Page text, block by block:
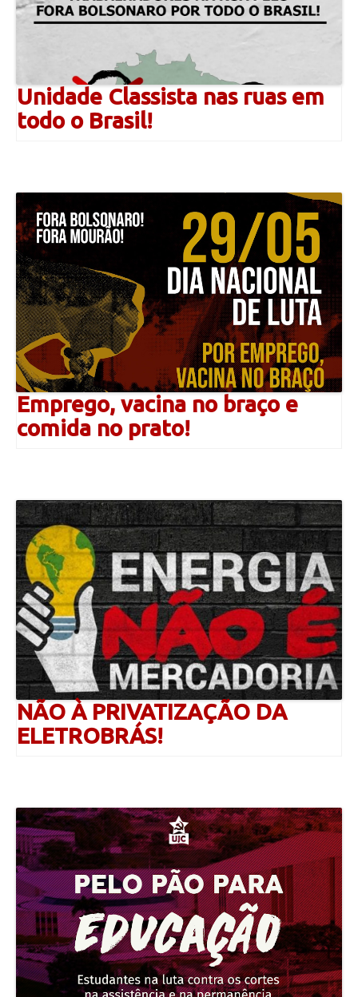
Unidade Classista nas ruas em
todo o Brasil!
Emprego, vacina no braço e
comida no prato!
NÃO À PRIVATIZAÇÃO DA
ELETROBRÁS!